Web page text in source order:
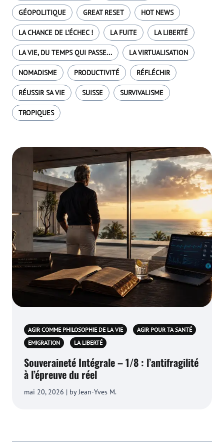
GÉOPOLITIQUE GREAT RESET HOT NEWS
LA CHANCE DE L'ÉCHEC ! LA FUITE LA LIBERTÉ
LA VIE, DU TEMPS QUI PASSE... LA VIRTUALISATION
NOMADISME PRODUCTIVITÉ RÉFLÉCHIR
RÉUSSIR SA VIE SUISSE SURVIVALISME
TROPIQUES
AGIR COMME PHILOSOPHIE DE LA VIE
AGIR POUR TA SANTÉ
EMIGRATION
LA LIBERTÉ
Souveraineté Intégrale – 1/8 : l’antifragilité
à l’épreuve du réel
mai 20, 2026 | by Jean-Yves M.